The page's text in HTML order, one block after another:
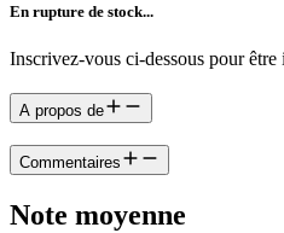
En rupture de stock...
Inscrivez-vous ci-dessous pour
A propos de
Commentaires
Note moyenne